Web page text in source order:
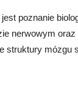
poznanie
nerwowym
struktury mózgu